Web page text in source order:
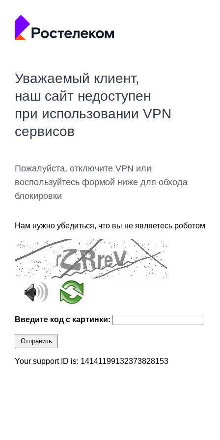
Уважаемый клиент,
наш сайт недоступен
при использовании VPN
сервисов
Пожалуйста, отключите VPN или
воспользуйтесь формой ниже для обхода
блокировки
Нам нужно убедиться, что вы не являетесь роботом
Введите код с картинки:
Отправить
Your support ID is: 14141199132373828153